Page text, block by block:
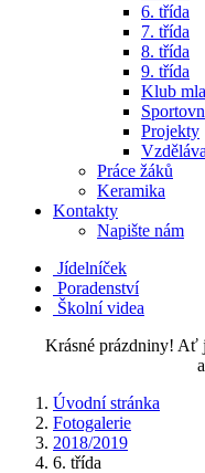
6. třída
7. třída
8. třída
9. třída
Klub
Projekty
Práce žáků
Keramika
Kontakty
Napište nám
Jídelníček
Poradenství
Školní videa
Krásné prázdniny! Ať
Úvodní stránka
Fotogalerie
2018/2019
6. třída